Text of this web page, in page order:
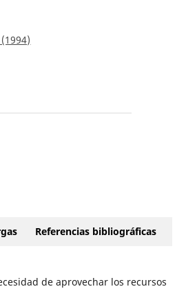
Referencias bibliográficas
de aprovechar los recursos